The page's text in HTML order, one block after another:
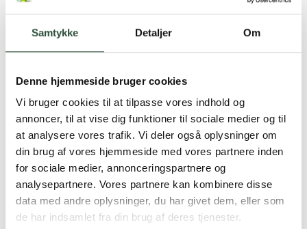
Samtykke Detaljer Om
Denne hjemmeside bruger cookies
Vi bruger cookies til at tilpasse vores indhold og
annoncer, til at vise dig funktioner til sociale medier og til
at analysere vores trafik. Vi deler også oplysninger om
din brug af vores hjemmeside med vores partnere inden
for sociale medier, annonceringspartnere og
analysepartnere. Vores partnere kan kombinere disse
data med andre oplysninger, du har givet dem, eller som
de har indsamlet fra din brug af deres tjenester.
Hurtig levering (30 min. i Kbh)
Faste lave priser*
*Gælder ikke ernæringsprodukter.
Stort udvalg af kendte
produkter
Vi tilbyder et stort udvalg af kendte
cremer, vitaminer og andre spændende
produkter – altid til fast lav pris.